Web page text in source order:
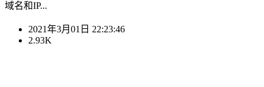
域名和IP...
2021年3月01日 22:23:46
2.93K